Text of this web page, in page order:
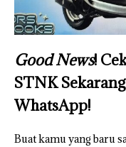
Good News!
STNK
WhatsApp!
Buat kamu yang baru